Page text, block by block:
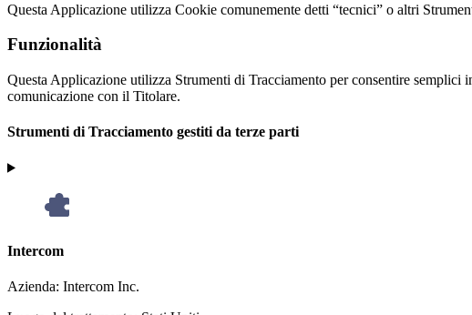
Questa Applicazione utilizza Cookie comunemente detti “tecnici” o altri
Funzionalità
Questa Applicazione utilizza Strumenti di Tracciamento per consentire
comunicazione con il Titolare.
Strumenti di Tracciamento gestiti da terze parti
Intercom
Azienda: Intercom Inc.